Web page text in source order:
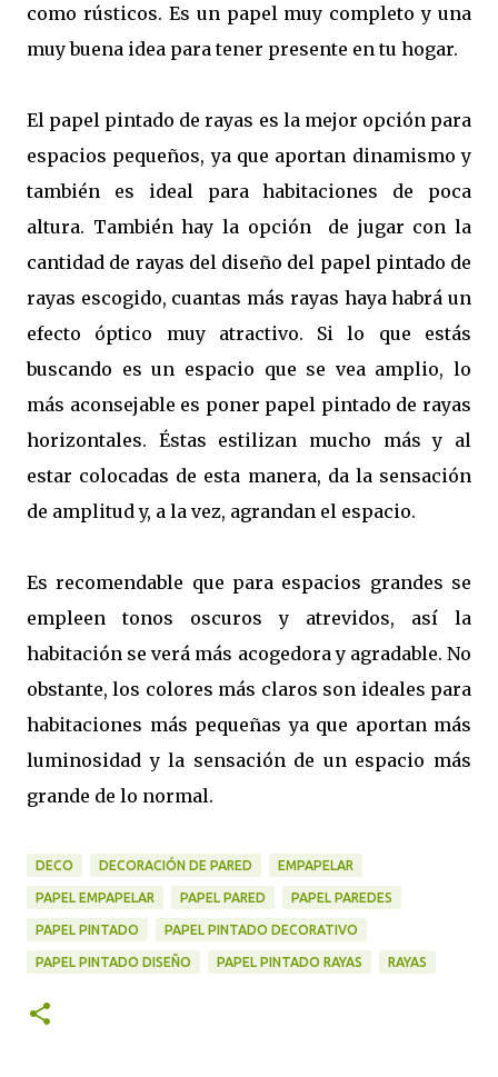
como rústicos. Es un papel muy completo y una
muy buena idea para tener presente en tu hogar.
El papel pintado de rayas es la mejor opción para
espacios pequeños, ya que aportan dinamismo y
también es ideal para habitaciones de poca
altura. También hay la opción
de jugar con la
cantidad de rayas del diseño del papel pintado de
rayas escogido, cuantas más rayas haya habrá un
efecto óptico muy atractivo. Si lo que estás
buscando es un espacio que se vea amplio, lo
más aconsejable es poner papel pintado de rayas
horizontales. Éstas estilizan mucho más y al
estar colocadas de esta manera, da la sensación
de amplitud y, a la vez, agrandan el espacio.
Es recomendable que para espacios grandes se
empleen tonos oscuros y atrevidos, así la
habitación se verá más acogedora y agradable. No
obstante, los colores más claros son ideales para
habitaciones más pequeñas ya que aportan más
luminosidad y la sensación de un espacio más
grande de lo normal.
DECO DECORACIÓN DE PARED EMPAPELAR
PAPEL EMPAPELAR PAPEL PARED PAPEL PAREDES
PAPEL PINTADO PAPEL PINTADO DECORATIVO
PAPEL PINTADO DISEÑO PAPEL PINTADO RAYAS RAYAS